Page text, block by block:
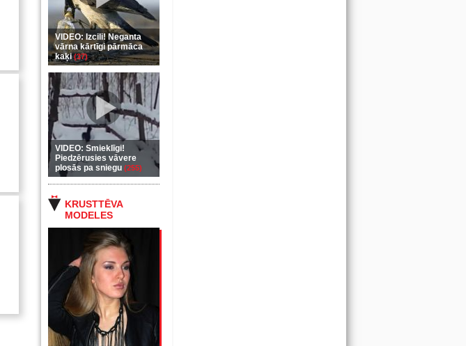
VIDEO: Izcili! Neganta
vārna kārtīgi pārmāca
kaķi(37)
VIDEO: Smieklīgi!
Piedzērusies vāvere
plosās pa sniegu (255)
KRUSTTĒVA
MODELES